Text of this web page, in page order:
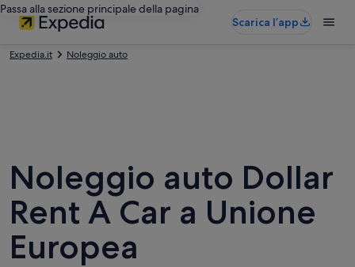
Passa alla sezione principale della pagina
Scarica l’app
Expedia.it Noleggio auto
Noleggio auto Dollar
Rent A Car a Unione
Europea